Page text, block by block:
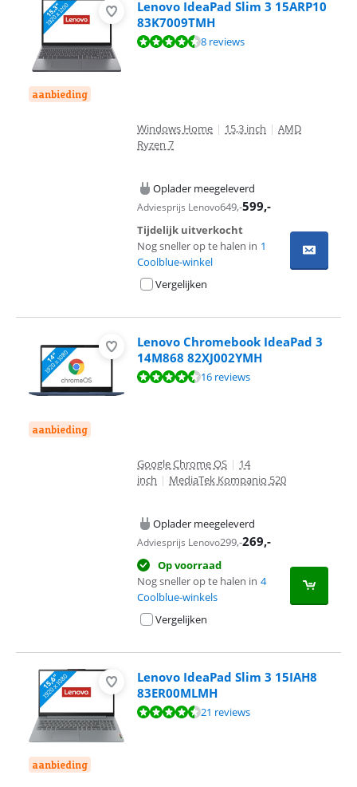
aanbieding
Lenovo IdeaPad Slim 3 15ARP10
83K7009TMH
Beoordeling is 8,9 van de 10, gebaseerd op 8 reviews.
8 reviews
Windows Home | 15,3 inch | AMD
Ryzen 7
Oplader meegeleverd
Adviesprijs Lenovo649,-599,-
Tijdelijk uitverkocht
Nog sneller op te halen in 1
Coolblue-winkel
Vergelijken
aanbieding
Lenovo Chromebook IdeaPad 3
14M868 82XJ002YMH
Beoordeling is 8,6 van de 10, gebaseerd op 16 reviews.
16 reviews
Google Chrome OS | 14
inch | MediaTek Kompanio 520
Oplader meegeleverd
Adviesprijs Lenovo299,-269,-
Op voorraad
Nog sneller op te halen in 4
Coolblue-winkels
Vergelijken
aanbieding
Lenovo IdeaPad Slim 3 15IAH8
83ER00MLMH
Beoordeling is 8,7 van de 10, gebaseerd op 21 reviews.
21 reviews